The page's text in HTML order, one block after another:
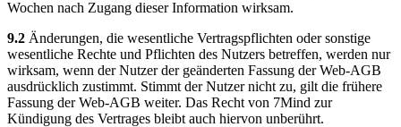
Wochen nach Zugang dieser Information wirksam.
9.2 Änderungen, die wesentliche Vertragspflichten oder sonstige
wesentliche Rechte und Pflichten des Nutzers betreffen, werden nur
wirksam, wenn der Nutzer der geänderten Fassung der Web-AGB
ausdrücklich zustimmt. Stimmt der Nutzer nicht zu, gilt die frühere
Fassung der Web-AGB weiter. Das Recht von 7Mind zur
Kündigung des Vertrages bleibt auch hiervon unberührt.